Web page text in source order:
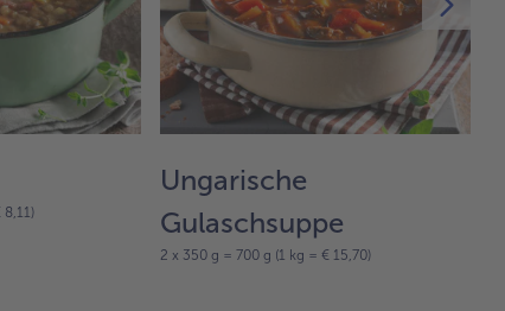
Ungarische
Gulaschsuppe
2 x 350 g = 700 g (1 kg = € 15,70)